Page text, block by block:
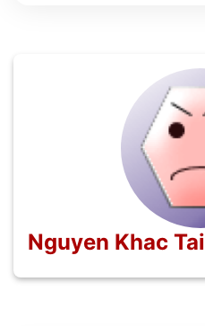
Nguyen Khac Tai